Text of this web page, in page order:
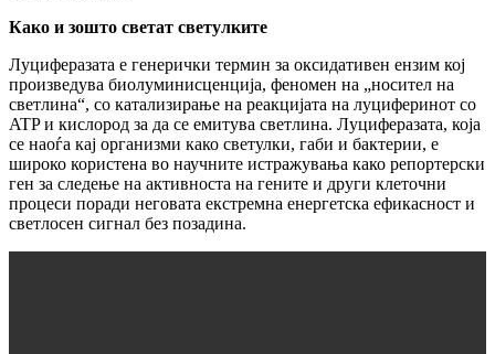
Како и зошто светат светулките
Луциферазата е генерички термин за оксидативен ензим кој
произведува биолуминисценција, феномен на „носител на
светлина“, со катализирање на реакцијата на луциферинот со
ATP и кислород за да се емитува светлина. Луциферазата, која
се наоѓа кај организми како светулки, габи и бактерии, е
широко користена во научните истражувања како репортерски
ген за следење на активноста на гените и други клеточни
процеси поради неговата екстремна енергетска ефикасност и
светлосен сигнал без позадина.